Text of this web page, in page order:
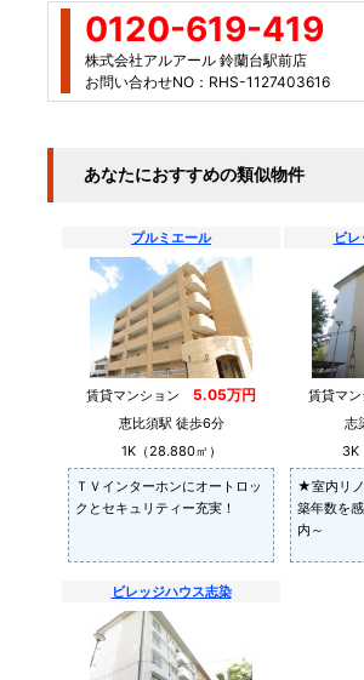
0120-619-419
株式会社アルアール 鈴蘭台駅前店
お問い合わせNO：RHS-1127403616
あなたにおすすめの類似物件
プルミエール
賃貸マンション 5.05万円
恵比須駅 徒歩6分
1K（28.880㎡）
ＴＶインターホンにオートロッ
クとセキュリティー充実！
ビ
賃貸マ
志
3K
★室内リ
築年数を
内～
ビレッジハウス志染